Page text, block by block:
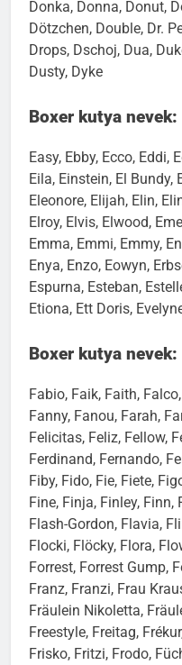
Donka, Donna, Donut,
Dötzchen, Double, Dr.
Drops, Dschoj, Dua,
Dusty, Dyke
Boxer kutya nevek:
Easy, Ebby, Ecco, Eddi,
Eila, Einstein, El Bundy,
Eleonore, Elijah, Elin,
Elroy, Elvis, Elwood,
Emma, Emmi, Emmy,
Enya, Enzo, Eowyn,
Espurna, Esteban,
Etiona, Ett Doris,
Boxer kutya nevek:
Fabio, Faik, Faith,
Fanny, Fanou, Farah,
Felicitas, Feliz, Fellow,
Ferdinand, Fernando,
Fiby, Fido, Fie, Fiete,
Fine, Finja, Finley, Finn,
Flash-Gordon, Flavia,
Flocki, Flöcky, Flora,
Forrest, Forrest Gump,
Franz, Franzi, Frau
Fräulein Nikoletta,
Freestyle, Freitag,
Frisko, Fritzi, Frodo,